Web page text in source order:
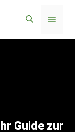
Menü
Guide zur